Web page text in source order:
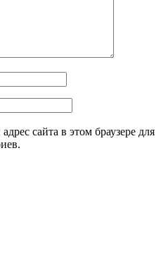
сайта в этом браузере для